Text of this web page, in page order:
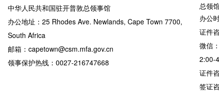
中华人民共和国驻开普敦总领事馆
办公地址：25 Rhodes Ave. Newlands, Cape Town 7700,
South Africa
邮箱：capetown@csm.mfa.gov.cn
领事保护热线：0027-216747668
总领
办公
证件
微信
2:00-
证件
签证